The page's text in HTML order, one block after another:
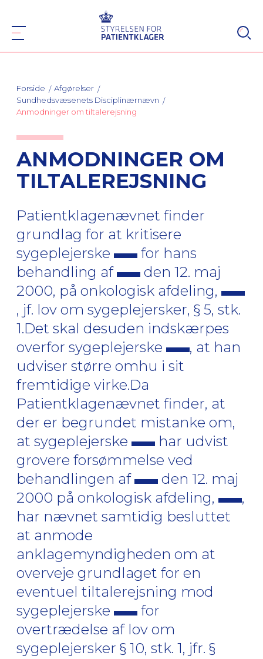
Forside
Afgørelser
Sundhedsvæsenets Disciplinærnævn
Anmodninger om tiltalerejsning
ANMODNINGER OM
TILTALEREJSNING
Patientklagenævnet finder
grundlag for at kritisere
sygeplejerske
for hans
behandling af
den 12. maj
2000, på onkologisk afdeling,
, jf. lov om sygeplejersker, § 5, stk.
1.Det skal desuden indskærpes
overfor sygeplejerske
, at han
udviser større omhu i sit
fremtidige virke.Da
Patientklagenævnet finder, at
der er begrundet mistanke om,
at sygeplejerske
har udvist
grovere forsømmelse ved
behandlingen af
den 12. maj
2000 på onkologisk afdeling,
,
har nævnet samtidig besluttet
at anmode
anklagemyndigheden om at
overveje grundlaget for en
eventuel tiltalerejsning mod
sygeplejerske
for
overtrædelse af lov om
sygeplejersker § 10, stk. 1, jfr. §